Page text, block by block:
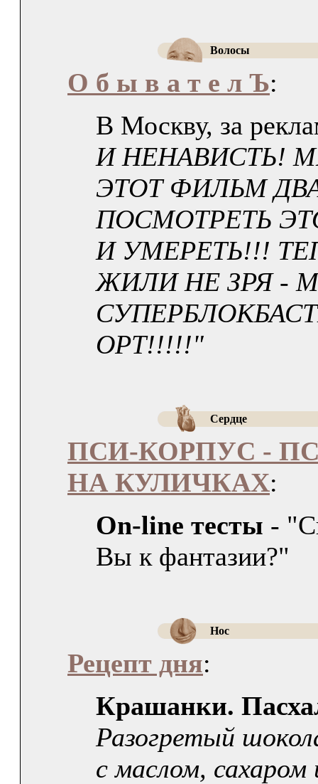
Волосы
О б ы в а т е л Ъ:
В Москву, за
И НЕНАВИСТЬ!
ЭТОТ ФИЛЬМ
ПОСМОТРЕТЬ
И УМЕРЕТЬ!!!
ЖИЛИ НЕ ЗРЯ -
ОРТ!!!!!"
Сердце
ПСИ-КОРПУС -
НА КУЛИЧКАХ:
On-line тесты -
Вы к фантазии?"
Нос
Рецепт дня:
Крашанки.
Разогретый
с маслом,